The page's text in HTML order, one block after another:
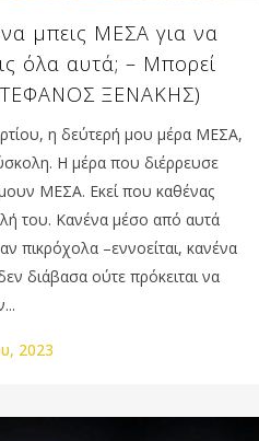
μπεις ΜΕΣΑ για να
όλα αυτά; – Μπορεί
ΞΕΝΑΚΗΣ)
η δεύτερή μου μέρα ΜΕΣΑ,
Η μέρα που διέρρευσε
ΜΕΣΑ. Εκεί που καθένας
του. Κανένα μέσο από αυτά
πικρόχολα –εννοείται, κανένα
διάβασα ούτε πρόκειται να
2023